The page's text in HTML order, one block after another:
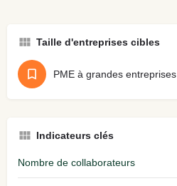
Taille d'entreprises cibles
PME à grandes entreprises
Indicateurs clés
Nombre de collaborateurs